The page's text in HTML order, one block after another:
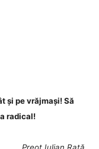
și pe vrăjmași! Să
radical!